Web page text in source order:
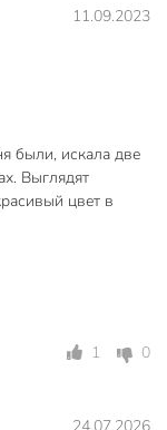
11.09.2023
были, искала две
Выглядят
цвет в
1 0